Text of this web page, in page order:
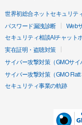
世界初総合ネットセキュリテ
パスワード漏洩診断
Web
セキュリティ相談AIチャット
実在証明・盗聴対策
サイバー攻撃対策（GMOサイ
サイバー攻撃対策（GMO Flatt
セキュリティ事業の軌跡